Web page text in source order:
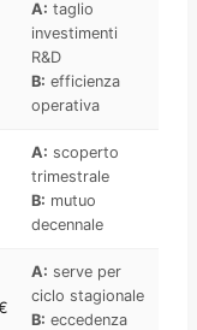
A: taglio
investimenti
R&D
B: efficienza
operativa
A: scoperto
trimestrale
B: mutuo
decennale
A: serve per
ciclo stagionale
B: eccedenza